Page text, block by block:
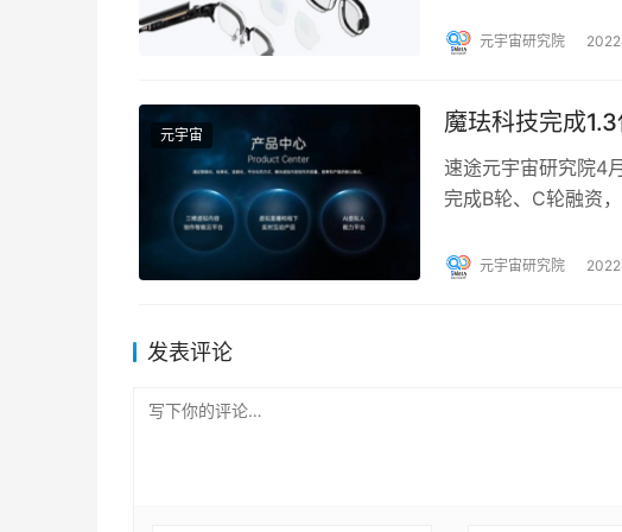
元宇宙研究院 2022
元宇宙 魔珐科技完成
速途元宇宙研究院4
完成B轮、C轮融资
元宇宙研究院
发表评论